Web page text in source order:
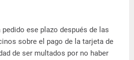
pedido ese plazo después de las
sobre el pago de la tarjeta de
de ser multados por no haber